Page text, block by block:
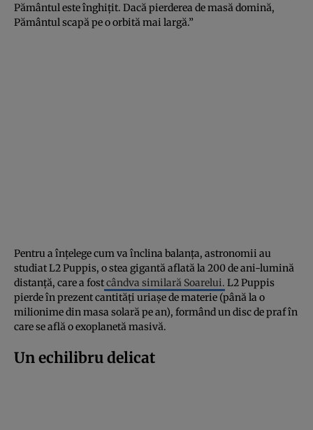
Pământul este înghițit. Dacă pierderea de masă domină,
Pământul scapă pe o orbită mai largă.”
Pentru a înțelege cum va înclina balanța, astronomii au
studiat L2 Puppis, o stea gigantă aflată la 200 de ani-lumină
distanță, care a fostcândva similară Soarelui. L2 Puppis
pierde în prezent cantități uriașe de materie (până la o
milionime din masa solară pe an), formând un disc de praf în
care se află o exoplanetă masivă.
Un echilibru delicat